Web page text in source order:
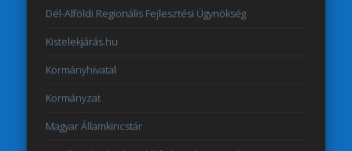
Dél-Alföldi Regionális Fejlesztési Ügynökség
Kistelekjárás.hu
Kormányhivatal
Kormányzat
Magyar Államkincstár